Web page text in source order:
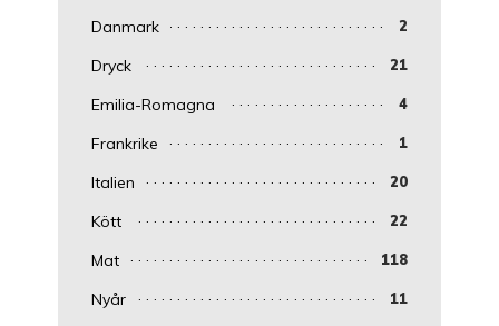
Danmark 2
Dryck 21
Emilia-Romagna 4
Frankrike 1
Italien 20
Kött 22
Mat 118
Nyår 11